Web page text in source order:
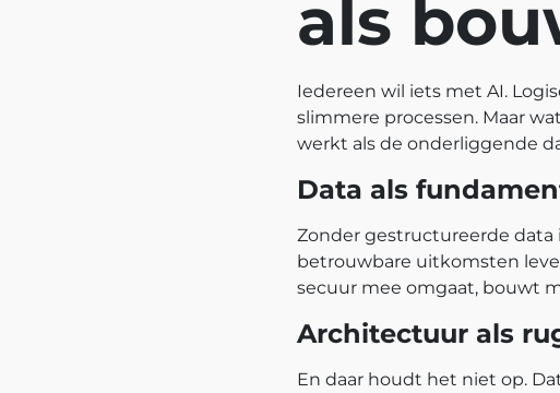
als
Iedereen wil iets met AI.
slimmere processen. Maar
werkt als de onderliggende
Data als
Zonder gestructureerde data
betrouwbare uitkomsten
secuur mee omgaat, bouwt
Architectuur als
En daar houdt het niet op.